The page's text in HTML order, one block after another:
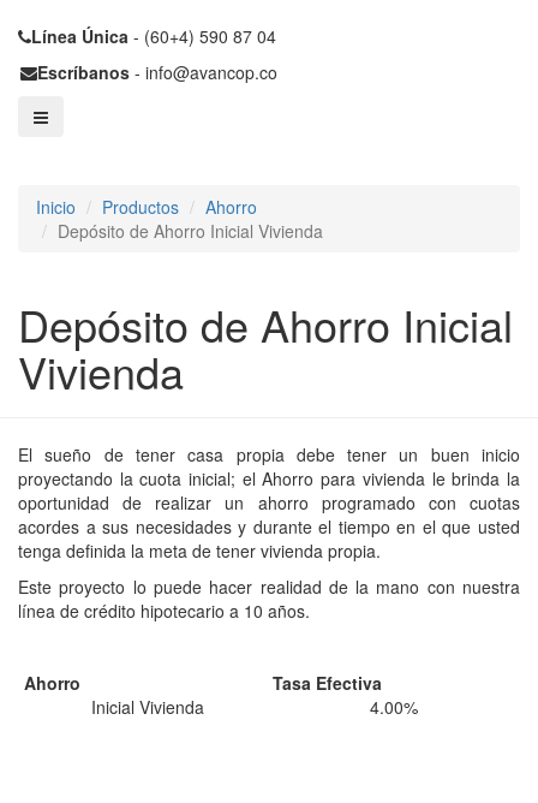
Línea Única - (60+4) 590 87 04
Escríbanos - info@avancop.co
Inicio Productos
Ahorro
Depósito de Ahorro Inicial Vivienda
Depósito de Ahorro Inicial
Vivienda
El sueño de tener casa propia debe tener un buen inicio
proyectando la cuota inicial; el Ahorro para vivienda le brinda la
oportunidad de realizar un ahorro programado con cuotas
acordes a sus necesidades y durante el tiempo en el que usted
tenga definida la meta de tener vivienda propia.
Este proyecto lo puede hacer realidad de la mano con nuestra
línea de crédito hipotecario a 10 años.
Ahorro
Tasa Efectiva
Inicial Vivienda
4.00%